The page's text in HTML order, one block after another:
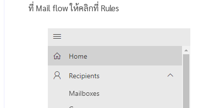
ที่ Mail flow ให้คลิกที่ Rules